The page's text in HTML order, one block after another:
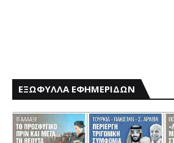
ΕΞΩΦΥΛΛΑ ΕΦΗΜΕΡΙΔΩΝ